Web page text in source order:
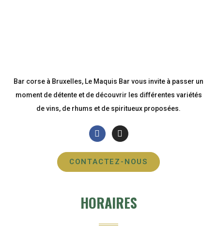
Bar corse à Bruxelles, Le Maquis Bar vous invite à passer un
moment de détente et de découvrir les différentes variétés
de vins, de rhums et de spiritueux proposées.
CONTACTEZ-NOUS
HORAIRES